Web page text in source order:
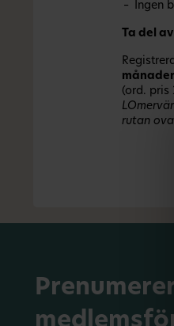
Ingen
Ta del
(ord. pris
rutan